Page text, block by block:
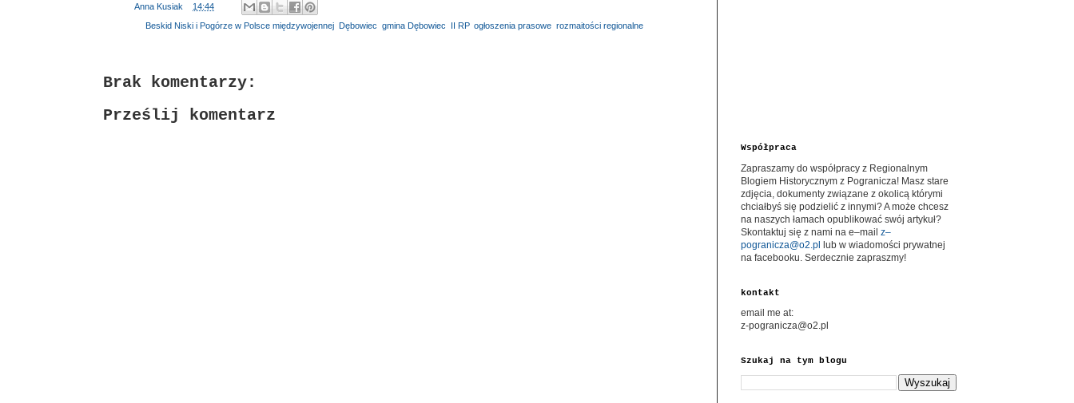
Anna Kusiak 14:44
Beskid Niski i Pogórze w Polsce międzywojennej Dębowiec gmina Dębowiec II RP, ogłoszenia prasowe rozmaitości regionalne
Brak komentarzy:
Prześlij komentarz
Współpraca
Zapraszamy do współpracy z Regionalnym
Blogiem Historycznym z Pogranicza! Masz stare
zdjęcia, dokumenty związane z okolicą którymi
chciałbyś się podzielić z innymi? A może chcesz
na naszych łamach opublikować swój artykuł?
Skontaktuj się z nami na e–mail z–
pogranicza@o2.pl
lub w wiadomości prywatnej
na facebooku. Serdecznie zapraszmy!
kontakt
email me at:
z-pogranicza@o2.pl
Szukaj na tym blogu